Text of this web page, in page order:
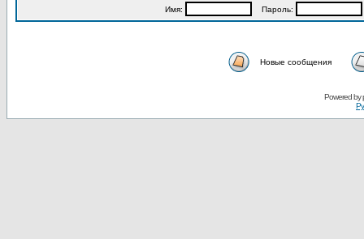
Имя: Пароль:
Новые сообщения
Powered by